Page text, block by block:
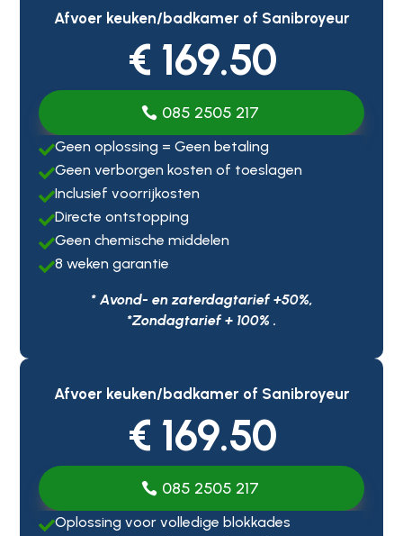
Afvoer keuken/badkamer of Sanibroyeur
€ 169.50
085 2505 217
Geen oplossing = Geen betaling
Geen verborgen kosten of toeslagen
Inclusief voorrijkosten
Directe ontstopping
Geen chemische middelen
8 weken garantie
* Avond- en zaterdagtarief +50%,
*Zondagtarief + 100% .
Afvoer keuken/badkamer of Sanibroyeur
€ 169.50
085 2505 217
Oplossing voor volledige blokkades